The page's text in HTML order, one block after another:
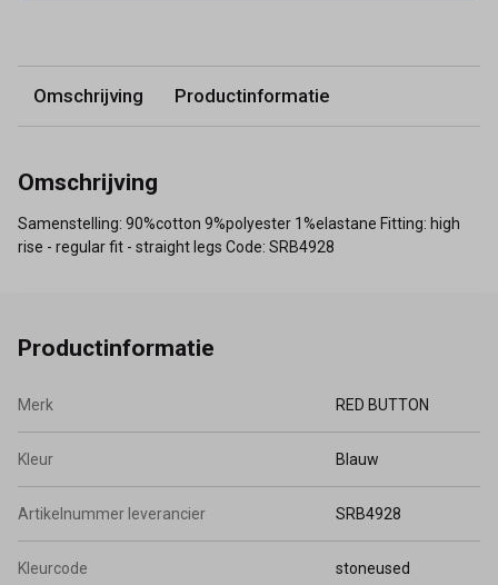
Omschrijving Productinformatie
Omschrijving
Samenstelling: 90%cotton 9%polyester 1%elastane Fitting: high
rise - regular fit - straight legs Code: SRB4928
Productinformatie
Merk RED BUTTON
Kleur Blauw
Artikelnummer leverancier SRB4928
Kleurcode stoneused